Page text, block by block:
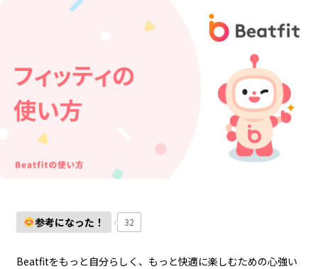
参考になった！ 32
Beatfitをもっと自分らしく、もっと快適に楽しむための心強い